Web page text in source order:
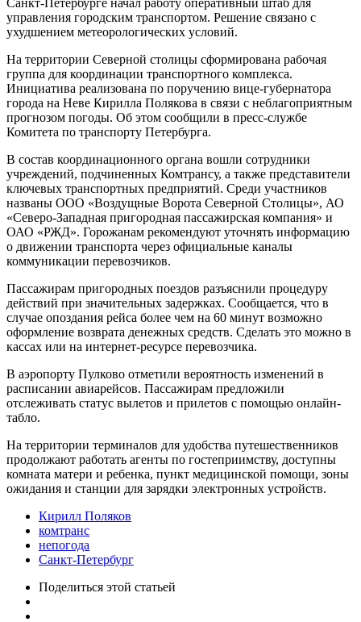
управления городским транспортом. Решение связано с
ухудшением метеорологических условий.
На территории Северной столицы сформирована рабочая
группа для координации транспортного комплекса.
Инициатива реализована по поручению вице-губернатора
города на Неве Кирилла Полякова в связи с неблагоприятным
прогнозом погоды. Об этом сообщили в пресс-службе
Комитета по транспорту Петербурга.
В состав координационного органа вошли сотрудники
учреждений, подчиненных Комтрансу, а также представители
ключевых транспортных предприятий. Среди участников
названы ООО «Воздущные Ворота Северной Столицы», АО
«Северо-Западная пригородная пассажирская компания» и
ОАО «РЖД». Горожанам рекомендуют уточнять информацию
о движении транспорта через официальные каналы
коммуникации перевозчиков.
Пассажирам пригородных поездов разъяснили процедуру
действий при значительных задержках. Сообщается, что в
случае опоздания рейса более чем на 60 минут возможно
оформление возврата денежных средств. Сделать это можно в
кассах или на интернет-ресурсе перевозчика.
В аэропорту Пулково отметили вероятность изменений в
расписании авиарейсов. Пассажирам предложили
отслеживать статус вылетов и прилетов с помощью онлайн-
табло.
На территории терминалов для удобства путешественников
продолжают работать агенты по гостеприимству, доступны
комната матери и ребенка, пункт медицинской помощи, зоны
ожидания и станции для зарядки электронных устройств.
Кирилл Поляков
комтранс
непогода
Санкт-Петербург
Поделиться этой статьей